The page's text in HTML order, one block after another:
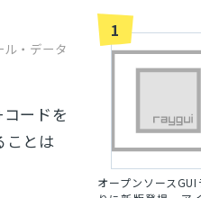
・データ
ードを
ことは
1
オープンソース